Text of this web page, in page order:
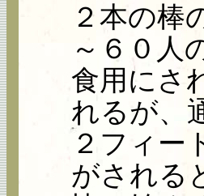
２本の棒
～６０人
食用にさ
れるが、
２フィー
がされる